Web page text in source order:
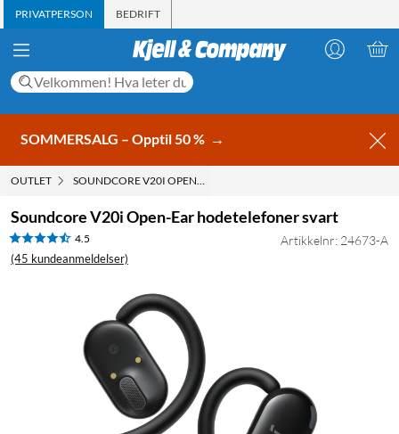
PRIVATPERSON BEDRIFT
SOMMERSALG – Opptil 50 % →
OUTLET SOUNDCORE V20I OPEN-EAR HODETELEFONER SVART
Soundcore V20i Open-Ear hodetelefoner svart
4.5
(45 kundeanmeldelser)
Artikkelnr: 24673-A